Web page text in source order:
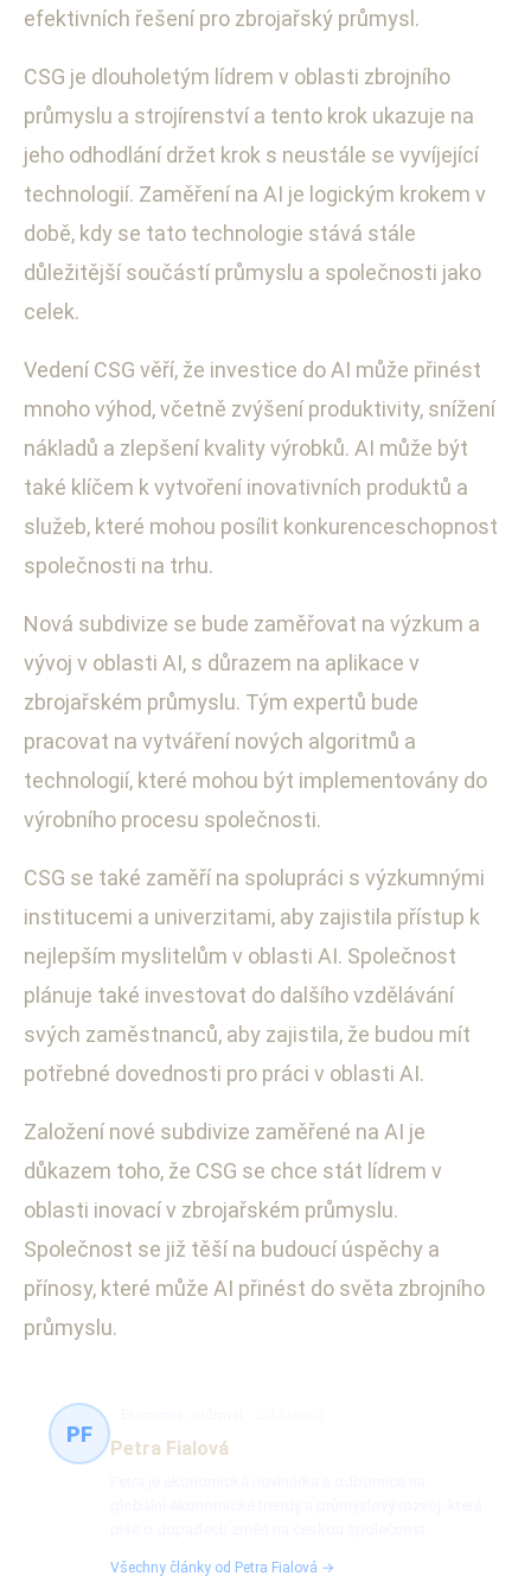
efektivních řešení pro zbrojařský průmysl.
CSG je dlouholetým lídrem v oblasti zbrojního
průmyslu a strojírenství a tento krok ukazuje na
jeho odhodlání držet krok s neustále se vyvíjející
technologií. Zaměření na AI je logickým krokem v
době, kdy se tato technologie stává stále
důležitější součástí průmyslu a společnosti jako
celek.
Vedení CSG věří, že investice do AI může přinést
mnoho výhod, včetně zvýšení produktivity, snížení
nákladů a zlepšení kvality výrobků. AI může být
také klíčem k vytvoření inovativních produktů a
služeb, které mohou posílit konkurenceschopnost
společnosti na trhu.
Nová subdivize se bude zaměřovat na výzkum a
vývoj v oblasti AI, s důrazem na aplikace v
zbrojařském průmyslu. Tým expertů bude
pracovat na vytváření nových algoritmů a
technologií, které mohou být implementovány do
výrobního procesu společnosti.
CSG se také zaměří na spolupráci s výzkumnými
institucemi a univerzitami, aby zajistila přístup k
nejlepším myslitelům v oblasti AI. Společnost
plánuje také investovat do dalšího vzdělávání
svých zaměstnanců, aby zajistila, že budou mít
potřebné dovednosti pro práci v oblasti AI.
Založení nové subdivize zaměřené na AI je
důkazem toho, že CSG se chce stát lídrem v
oblasti inovací v zbrojařském průmyslu.
Společnost se již těší na budoucí úspěchy a
přínosy, které může AI přinést do světa zbrojního
průmyslu.
PF
Petra Fialová
Všechny články od Petra Fialová →